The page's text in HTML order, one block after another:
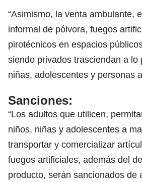
“Asimismo, la venta ambulante,
informal de pólvora, fuegos
pirotécnicos en espacios
siendo privados trasciendan a lo
niñas, adolescentes y personas
Sanciones:
“Los adultos que utilicen,
niños, niñas y adolescentes a
transportar y comercializar
fuegos artificiales, además del
producto, serán sancionados de